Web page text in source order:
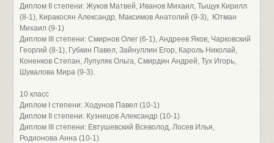
Диплом II степени: Жуков Матвей, Иванов Михаил, Тыщук Кирилл
(8-1), Киракосян Александр, Максимов Анатолий (9-3), Ютман
Михаил (9-1)
Диплом III степени: Смирнов Олег (6-1), Андреев Яков, Чарковский
Георгий (8-1), Губкин Павел, Зайнуллин Егор, Кароль Николай,
Коненков Степан, Лупуляк Ольга, Смирдин Андрей, Тух Игорь,
Шувалова Мира (9-3).
10 класс
Диплом I степени: Ходунов Павел (10-1)
Диплом II степени: Кузнецов Александр (10-1)
Диплом III степени: Евтушевский Всеволод, Лосев Илья,
Родионова Анна (10-1)